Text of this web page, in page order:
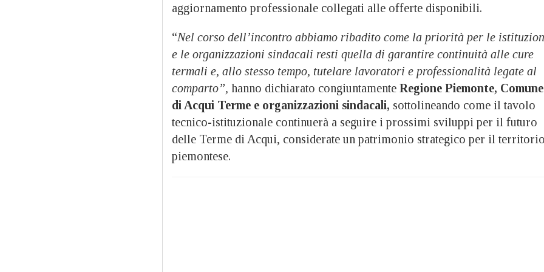
aggiornamento professionale collegati alle offerte disponibili.
“Nel corso dell’incontro abbiamo ribadito come la priorità per le
e le organizzazioni sindacali resti quella di garantire continuità alle cure
termali e, allo stesso tempo, tutelare lavoratori e professionalità legate al
comparto”, hanno dichiarato congiuntamente Regione Piemonte, Comune
di Acqui Terme e organizzazioni sindacali, sottolineando come il tavolo
tecnico-istituzionale continuerà a seguire i prossimi sviluppi per il futuro
delle Terme di Acqui, considerate un patrimonio strategico per il
piemontese.